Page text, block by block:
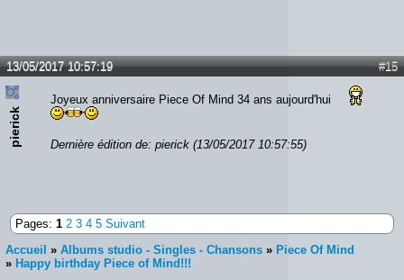
#15
13/05/2017 10:57:19
pierick
Joyeux anniversaire Piece Of Mind 34 ans aujourd'hui
Dernière édition de: pierick (13/05/2017 10:57:55)
Pages: 1 2 3 4 5 Suivant
Accueil » Albums studio - Singles - Chansons » Piece Of Mind
» Happy birthday Piece of Mind!!!